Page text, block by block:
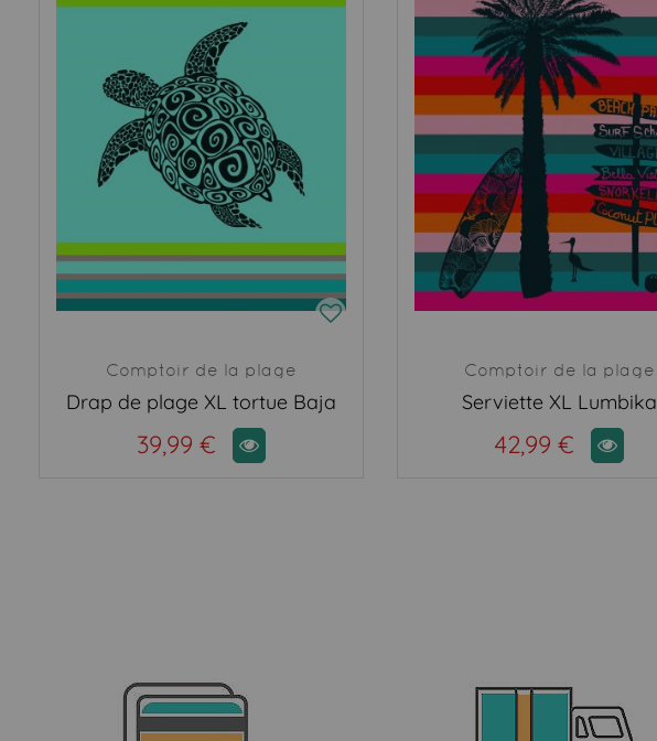
Comptoir de la plage
Drap de plage XL tortue Baja
39,99 €
Comptoir de la plage
Serviette XL Lumbika
42,99 €